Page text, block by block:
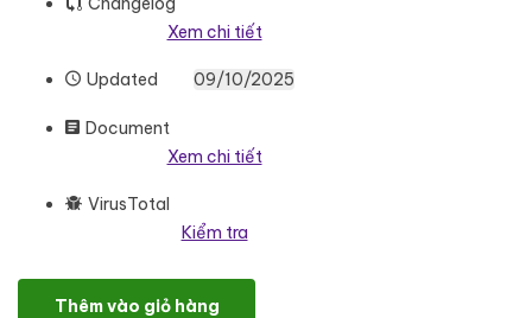
Xem chi tiết
Updated 09/10/2025
Document
Xem chi tiết
VirusTotal
Kiểm tra
Universite - University & School Education Elementor Template
Thêm vào giỏ hàng